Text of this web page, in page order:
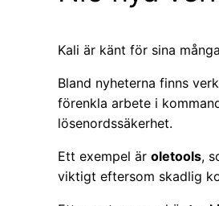
Kali är känt för sina
Bland nyheterna finns
förenkla arbete i
lösenordssäkerhet.
Ett exempel är oletools,
viktigt eftersom skadlig